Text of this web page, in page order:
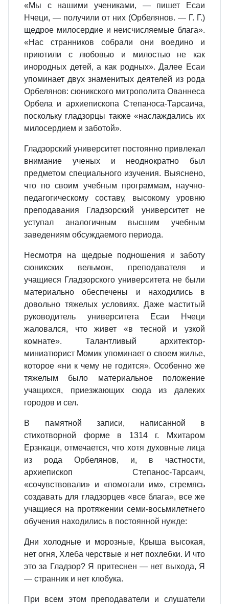
«Мы с нашими учениками, — пишет Есаи
Нчеци, — получили от них (Орбелянов. — Г. Г.)
щедрое милосердие и неисчисляемые блага».
«Нас странников собрали они воедино и
приютили с любовью и милостью не как
инородных детей, а как родных». Далее Есаи
упоминает двух знаменитых деятелей из рода
Орбелянов: сюникского митрополита Ованнеса
Орбела и архиепископа Степаноса-Тарсаича,
поскольку гладзорцы также «наслаждались их
милосердием и заботой».
Гладзорский университет постоянно привлекал
внимание ученых и неоднократно был
предметом специального изучения. Выяснено,
что по своим учебным программам, научно-
педагогическому составу, высокому уровню
преподавания Гладзорский университет не
уступал аналогичным высшим учебным
заведениям обсуждаемого периода.
Несмотря на щедрые подношения и заботу
сюникских вельмож, преподавателя и
учащиеся Гладзорского университета не были
материально обеспечены и находились в
довольно тяжелых условиях. Даже маститый
руководитель университета Есаи Нчеци
жаловался, что живет «в тесной и узкой
комнате». Талантливый архитектор-
миниатюрист Момик упоминает о своем жилье,
которое «ни к чему не годится». Особенно же
тяжелым было материальное положение
учащихся, приезжающих сюда из далеких
городов и сел.
В памятной записи, написанной в
стихотворной форме в 1314 г. Мхитаром
Ерзнкаци, отмечается, что хотя духовные лица
из рода Орбелянов, и, в частности,
архиепископ Степанос-Тарсаич,
«сочувствовали» и «помогали им», стремясь
создавать для гладзорцев «все блага», все же
учащиеся на протяжении семи-восьмилетнего
обучения находились в постоянной нужде:
Дни холодные и морозные, Крыша высокая,
нет огня, Хлеба черствые и нет похлебки. И что
это за Гладзор? Я притеснен — нет выхода, Я
— странник и нет клобука.
При всем этом преподаватели и слушатели